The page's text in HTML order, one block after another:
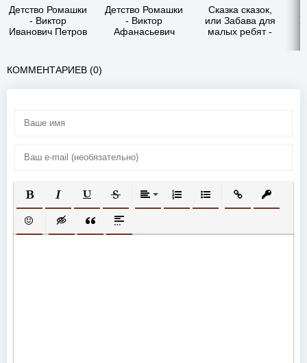
Детство Ромашки
- Виктор
Иванович Петров
Детство Ромашки
- Виктор
Афанасьевич
Сказка сказок,
или Забава для
малых ребят -
КОММЕНТАРИЕВ (0)
ПОЛУЖИРНЫЙ
КУРСИВПОДЧЕРКНУТЫЙ
ЗАЧЕРКНУТЫЙВЫРАВНИВАНИЕ
НУМЕРОВАННЫЙ СПИСОК
МАРКИРОВАННЫЙ
ВСТАВИТЬ
ВСТАВИТЬ СМАЙЛИК
ВСТАВКА СКРЫТОГО ТЕКСТА
ВСТАВКА ЦИТАТЫ
ВСТАВКА СПОЙЛЕРА